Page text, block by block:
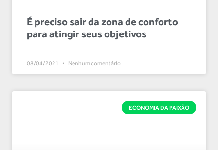
É preciso sair da zona de conforto
para atingir seus objetivos
08/04/2021 Nenhum comentário
ECONOMIA DA PAIXÃO